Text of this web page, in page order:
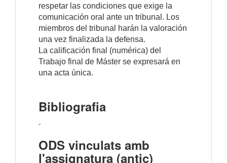
respetar las condiciones que exige la
comunicación oral ante un tribunal. Los
miembros del tribunal harán la valoración
una vez finalizada la defensa.
La calificación final (numérica) del
Trabajo final de Máster se expresará en
una acta única.
Bibliografia
-
ODS vinculats amb
l'assignatura (antic)